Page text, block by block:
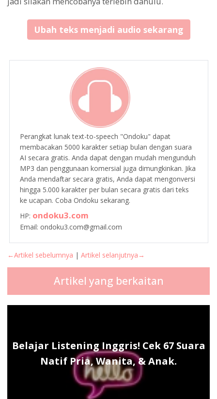
Ubah teks menjadi audio sekarang
Perangkat lunak text-to-speech "Ondoku" dapat
membacakan 5000 karakter setiap bulan dengan suara
AI secara gratis. Anda dapat dengan mudah mengunduh
MP3 dan penggunaan komersial juga dimungkinkan. Jika
Anda mendaftar secara gratis, Anda dapat mengonversi
hingga 5.000 karakter per bulan secara gratis dari teks
ke ucapan. Coba Ondoku sekarang.
HP: ondoku3.com
Email: ondoku3.com@gmail.com
←Artikel sebelumnya | Artikel selanjutnya→
Artikel yang berkaitan
Belajar Listening Inggris! Cek 67 Suara
Natif Pria, Wanita, & Anak.